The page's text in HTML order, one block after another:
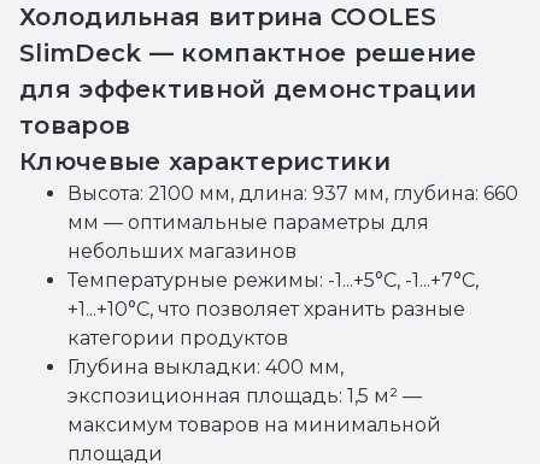
Холодильная витрина COOLES
SlimDeck — компактное решение
для эффективной демонстрации
товаров
Ключевые характеристики
Высота: 2100 мм, длина: 937 мм, глубина: 660
мм — оптимальные параметры для
небольших магазинов
Температурные режимы: -1...+5°C, -1...+7°C,
+1...+10°C, что позволяет хранить разные
категории продуктов
Глубина выкладки: 400 мм,
экспозиционная площадь: 1,5 м² —
максимум товаров на минимальной
площади